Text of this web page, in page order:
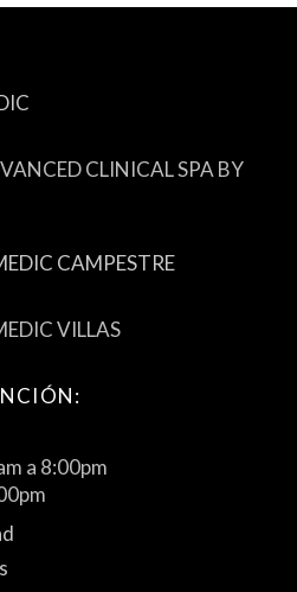
CLINICAL SPA BY
CAMPESTRE
VILLAS
a 8:00pm